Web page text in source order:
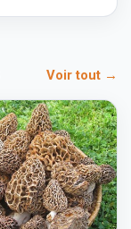
Voir tout →